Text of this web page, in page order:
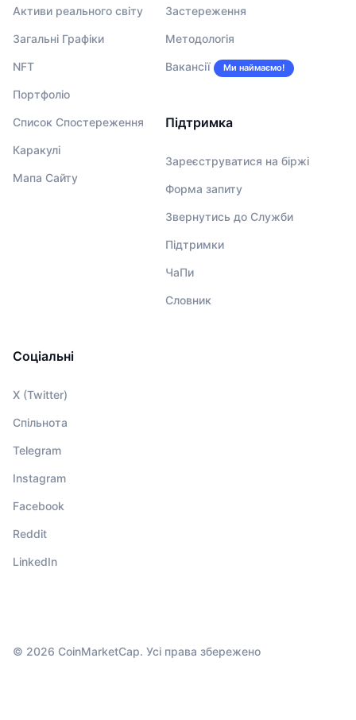
Активи реального світу
Загальні Графіки
NFT
Портфоліо
Список Спостереження
Каракулі
Мапа Сайту
Застереження
Методологія
Вакансії Ми наймаємо!
Підтримка
Зареєструватися на біржі
Форма запиту
Звернутись до Служби
Підтримки
ЧаПи
Словник
Соціальні
X (Twitter)
Спільнота
Telegram
Instagram
Facebook
Reddit
LinkedIn
© 2026 CoinMarketCap. Усі права збережено